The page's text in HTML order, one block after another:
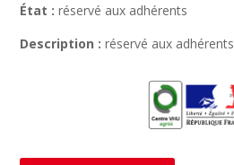
État : réservé aux adhérents
Description : réservé aux adhérents